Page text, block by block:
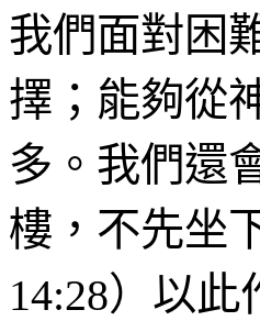
我們面對困
擇；能夠從
多。我們還
樓，不先坐
14:28）以此